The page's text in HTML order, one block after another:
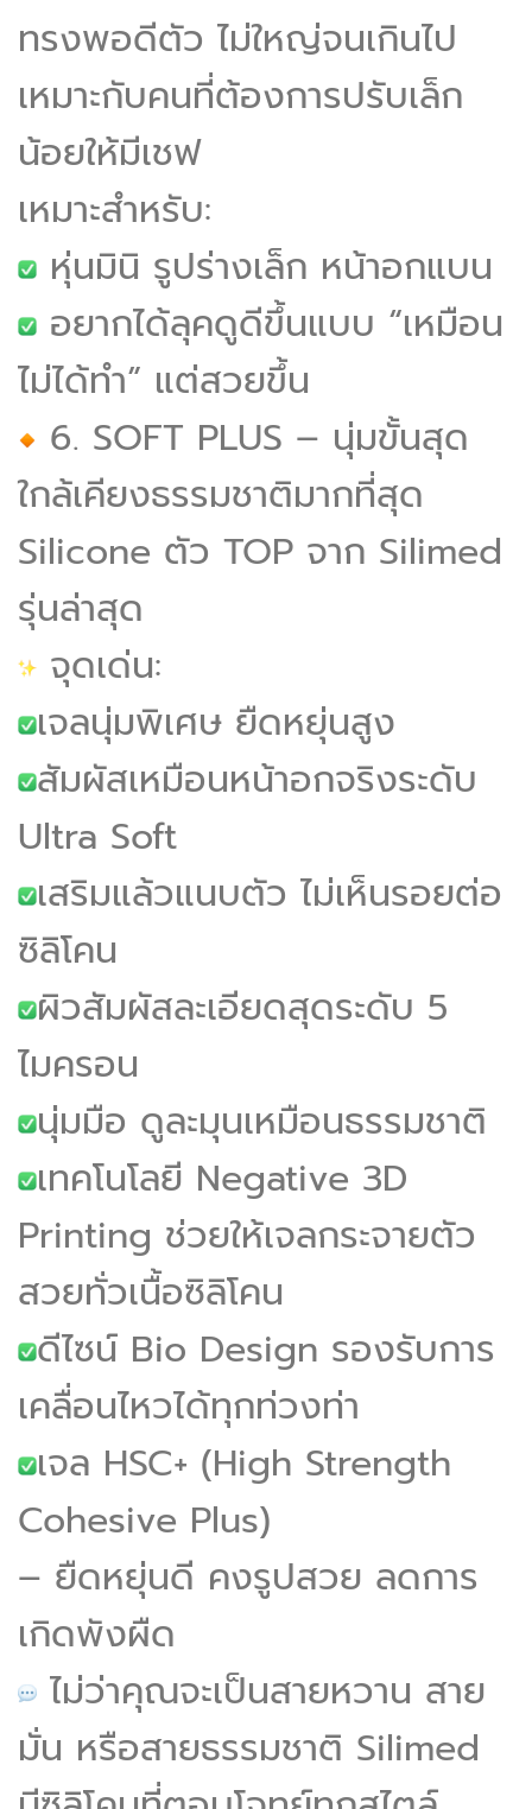
ทรงพอดีตัว ไม่ใหญ่จนเกินไป
เหมาะกับคนที่ต้องการปรับเล็ก
น้อยให้มีเชฟ
เหมาะสำหรับ:
หุ่นมินิ รูปร่างเล็ก หน้าอกแบน
อยากได้ลุคดูดีขึ้นแบบ “เหมือน
ไม่ได้ทำ” แต่สวยขึ้น
6. SOFT PLUS – นุ่มขั้นสุด
ใกล้เคียงธรรมชาติมากที่สุด
Silicone ตัว TOP จาก Silimed
รุ่นล่าสุด
จุดเด่น:
เจลนุ่มพิเศษ ยืดหยุ่นสูง
สัมผัสเหมือนหน้าอกจริงระดับ
Ultra Soft
เสริมแล้วแนบตัว ไม่เห็นรอยต่อ
ซิลิโคน
ผิวสัมผัสละเอียดสุดระดับ 5
ไมครอน
นุ่มมือ ดูละมุนเหมือนธรรมชาติ
เทคโนโลยี Negative 3D
Printing ช่วยให้เจลกระจายตัว
สวยทั่วเนื้อซิลิโคน
ดีไซน์ Bio Design รองรับการ
เคลื่อนไหวได้ทุกท่วงท่า
เจล HSC+ (High Strength
Cohesive Plus)
– ยืดหยุ่นดี คงรูปสวย ลดการ
เกิดพังผืด
ไม่ว่าคุณจะเป็นสายหวาน สาย
มั่น หรือสายธรรมชาติ Silimed